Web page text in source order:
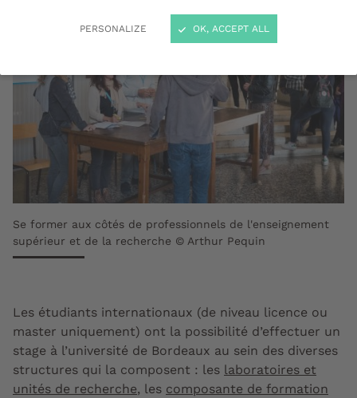
PERSONALIZE OK, ACCEPT ALL
Se former aux côtés de professionnels de l'enseignement
supérieur et de la recherche © Arthur Pequin
Les étudiants internationaux (de niveau licence ou
master uniquement) ont la possibilité d’effectuer un
stage à l’université de Bordeaux au sein des diverses
structures qui la composent : les laboratoires et
unités de recherche, les composante de formation